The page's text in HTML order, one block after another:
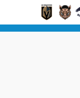
Skip